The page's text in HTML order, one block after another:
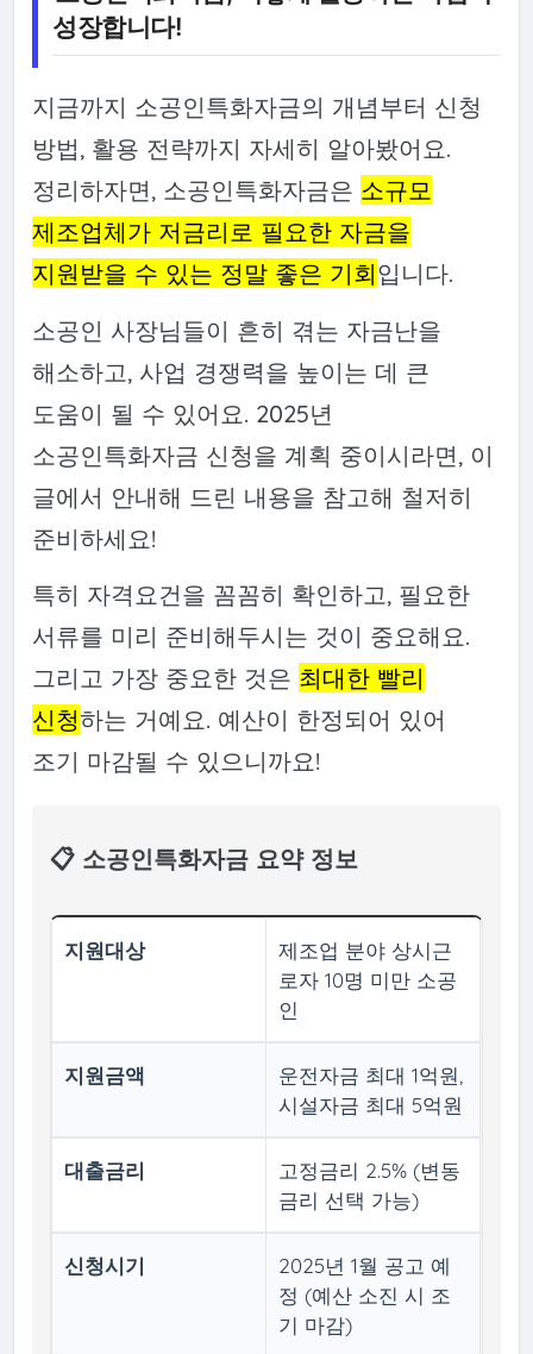
성장합니다!
지금까지 소공인특화자금의 개념부터 신청
방법, 활용 전략까지 자세히 알아봤어요.
정리하자면, 소공인특화자금은 소규모
제조업체가 저금리로 필요한 자금을
지원받을 수 있는 정말 좋은 기회입니다.
소공인 사장님들이 흔히 겪는 자금난을
해소하고, 사업 경쟁력을 높이는 데 큰
도움이 될 수 있어요. 2025년
소공인특화자금 신청을 계획 중이시라면, 이
글에서 안내해 드린 내용을 참고해 철저히
준비하세요!
특히 자격요건을 꼼꼼히 확인하고, 필요한
서류를 미리 준비해두시는 것이 중요해요.
그리고 가장 중요한 것은 최대한 빨리
신청하는 거예요. 예산이 한정되어 있어
조기 마감될 수 있으니까요!
📋 소공인특화자금 요약 정보
지원대상
제조업 분야 상시근
로자 10명 미만 소공
인
지원금액
운전자금 최대 1억원,
시설자금 최대 5억원
대출금리
고정금리 2.5% (변동
금리 선택 가능)
신청시기
2025년 1월 공고 예
정 (예산 소진 시 조
기 마감)